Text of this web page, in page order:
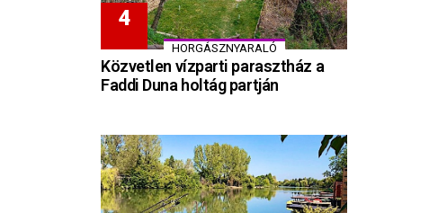
HORGÁSZNYARALÓ
Közvetlen vízparti parasztház a
Faddi Duna holtág partján